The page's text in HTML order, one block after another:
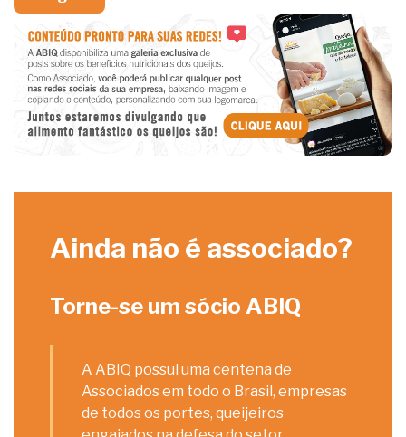
Ainda não é associado?
Torne-se um sócio ABIQ
A ABIQ possui uma centena de
Associados em todo o Brasil, empresas
de todos os portes, queijeiros